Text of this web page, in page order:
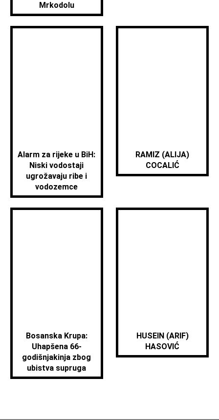
Mrkodolu
Alarm za rijeke u BiH:
Niski vodostaji
ugrožavaju ribe i
vodozemce
RAMIZ (ALIJA)
COCALIĆ
Bosanska Krupa:
Uhapšena 66-
godišnjakinja zbog
ubistva supruga
HUSEIN (ARIF)
HASOVIĆ